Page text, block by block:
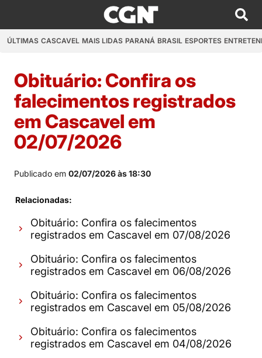
ÚLTIMAS CASCAVEL MAIS LIDAS PARANÁ BRASIL ESPORTES
Obituário: Confira os
falecimentos registrados
em Cascavel em
02/07/2026
Publicado em 02/07/2026 às 18:30
Relacionadas:
Obituário: Confira os falecimentos
registrados em Cascavel em 07/08/2026
Obituário: Confira os falecimentos
registrados em Cascavel em 06/08/2026
Obituário: Confira os falecimentos
registrados em Cascavel em 05/08/2026
Obituário: Confira os falecimentos
registrados em Cascavel em 04/08/2026